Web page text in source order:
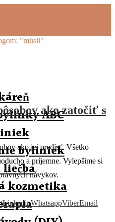
ABC
byliniek
liečba
kozmetika
"müsli"
ako zatočiť s
ako jej predísť. Všetko
a príjemne. Vylepšime si
návykov.
LinkedinWhatsappViberEmail